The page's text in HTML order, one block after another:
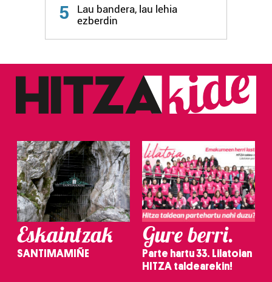
fitxategiak erabiltzen ditu. Zure esperientzia eta
zerbitzuak hobetzeko asmoz, cookie teknologiaz
baliatzen gara. Ohar hau onartuz gero, teknologia hori
5
Lau bandera, lau lehia
ezberdin
Eskaintzak
SANTIMAMIÑE
Gure berri.
Parte hartu 33. Lilatoian
HITZA taldearekin!